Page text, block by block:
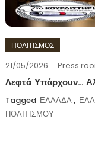
ΠΟΛΙΤΙΣΜΟΣ
21/05/2026 Press
Λεφτά Υπάρχουν…
Tagged ΕΛΛΑΔΑ,
ΠΟΛΙΤΙΣΜΟΥ